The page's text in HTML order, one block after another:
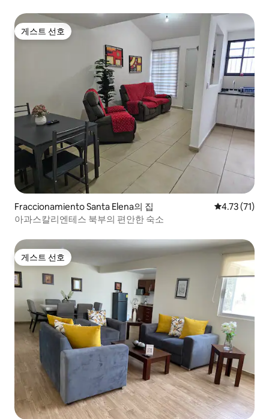
게스트 선호
게스트 선호
Fraccionamiento Santa Elena의 집 평점 4.73점
4.73 (71)
아과스칼리엔테스 북부의 편안한 숙소
게스트 선호
게스트 선호